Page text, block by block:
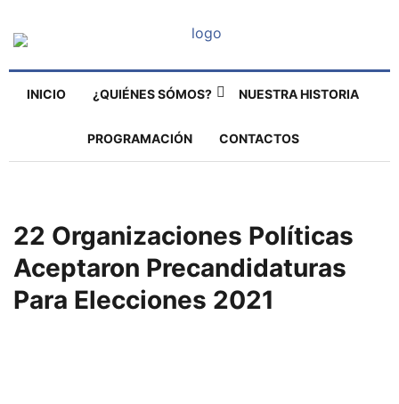
INICIO ¿QUIÉNES SÓMOS? NUESTRA HISTORIA
PROGRAMACIÓN CONTACTOS
22 Organizaciones Políticas
Aceptaron Precandidaturas
Para Elecciones 2021